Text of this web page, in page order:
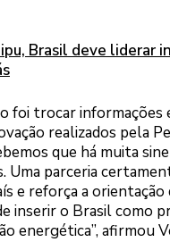
Brasil deve liderar
foi trocar informações
realizados pela
que há muita
Uma parceria
e reforça a orientação
inserir o Brasil como
energética”, afirmou